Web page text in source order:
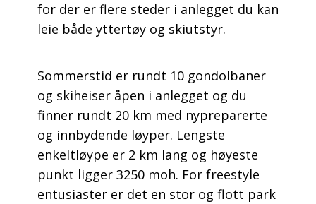
for der er flere steder i anlegget du kan
leie både yttertøy og skiutstyr.
Sommerstid er rundt 10 gondolbaner
og skiheiser åpen i anlegget og du
finner rundt 20 km med nypreparerte
og innbydende løyper. Lengste
enkeltløype er 2 km lang og høyeste
punkt ligger 3250 moh. For freestyle
entusiaster er det en stor og flott park